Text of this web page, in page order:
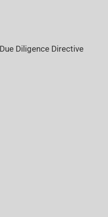
Diligence Directive